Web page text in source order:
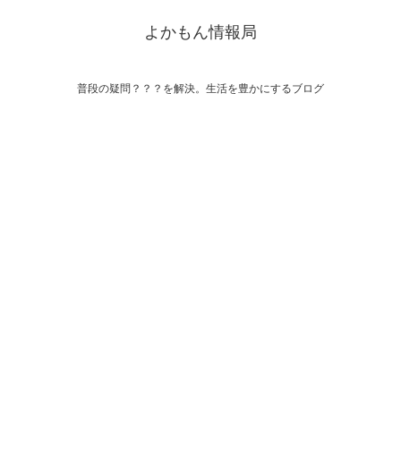
よかもん情報局
普段の疑問？？？を解決。生活を豊かにするブログ